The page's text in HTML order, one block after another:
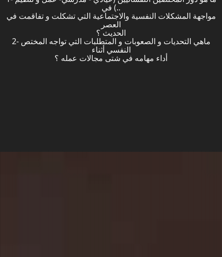
..) في
مواجهة المشكلات النفسية والاجتماعية التي تشكلت و تفاقمت في
العصر
الحديث ؟
2- ماهي التحديات و الصعوبات و المتطلبات التي تواجه المختص
النفسي أثناء
أداء مهامه في شتى مجالات عمله ؟